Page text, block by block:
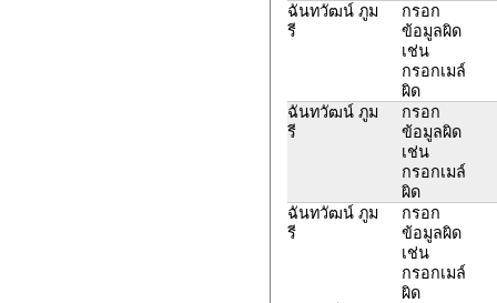
ฉันทวัฒน์ ภูม
รี
กรอก
ข้อมูลผิด
เช่น
กรอกเมล์
ผิด
ฉันทวัฒน์ ภูม
รี
กรอก
ข้อมูลผิด
เช่น
กรอกเมล์
ผิด
ฉันทวัฒน์ ภูม
รี
กรอก
ข้อมูลผิด
เช่น
กรอกเมล์
ผิด